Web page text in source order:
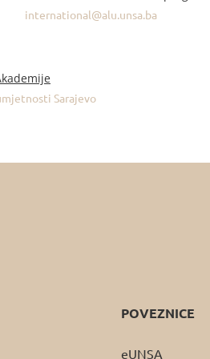
international@alu.unsa.ba
Sarajevo
POVEZNICE
eUNSA